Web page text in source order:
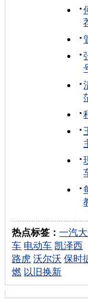
热点标签：一汽
车 电动车 凯泽西
路虎 沃尔沃 保时
燃 以旧换新